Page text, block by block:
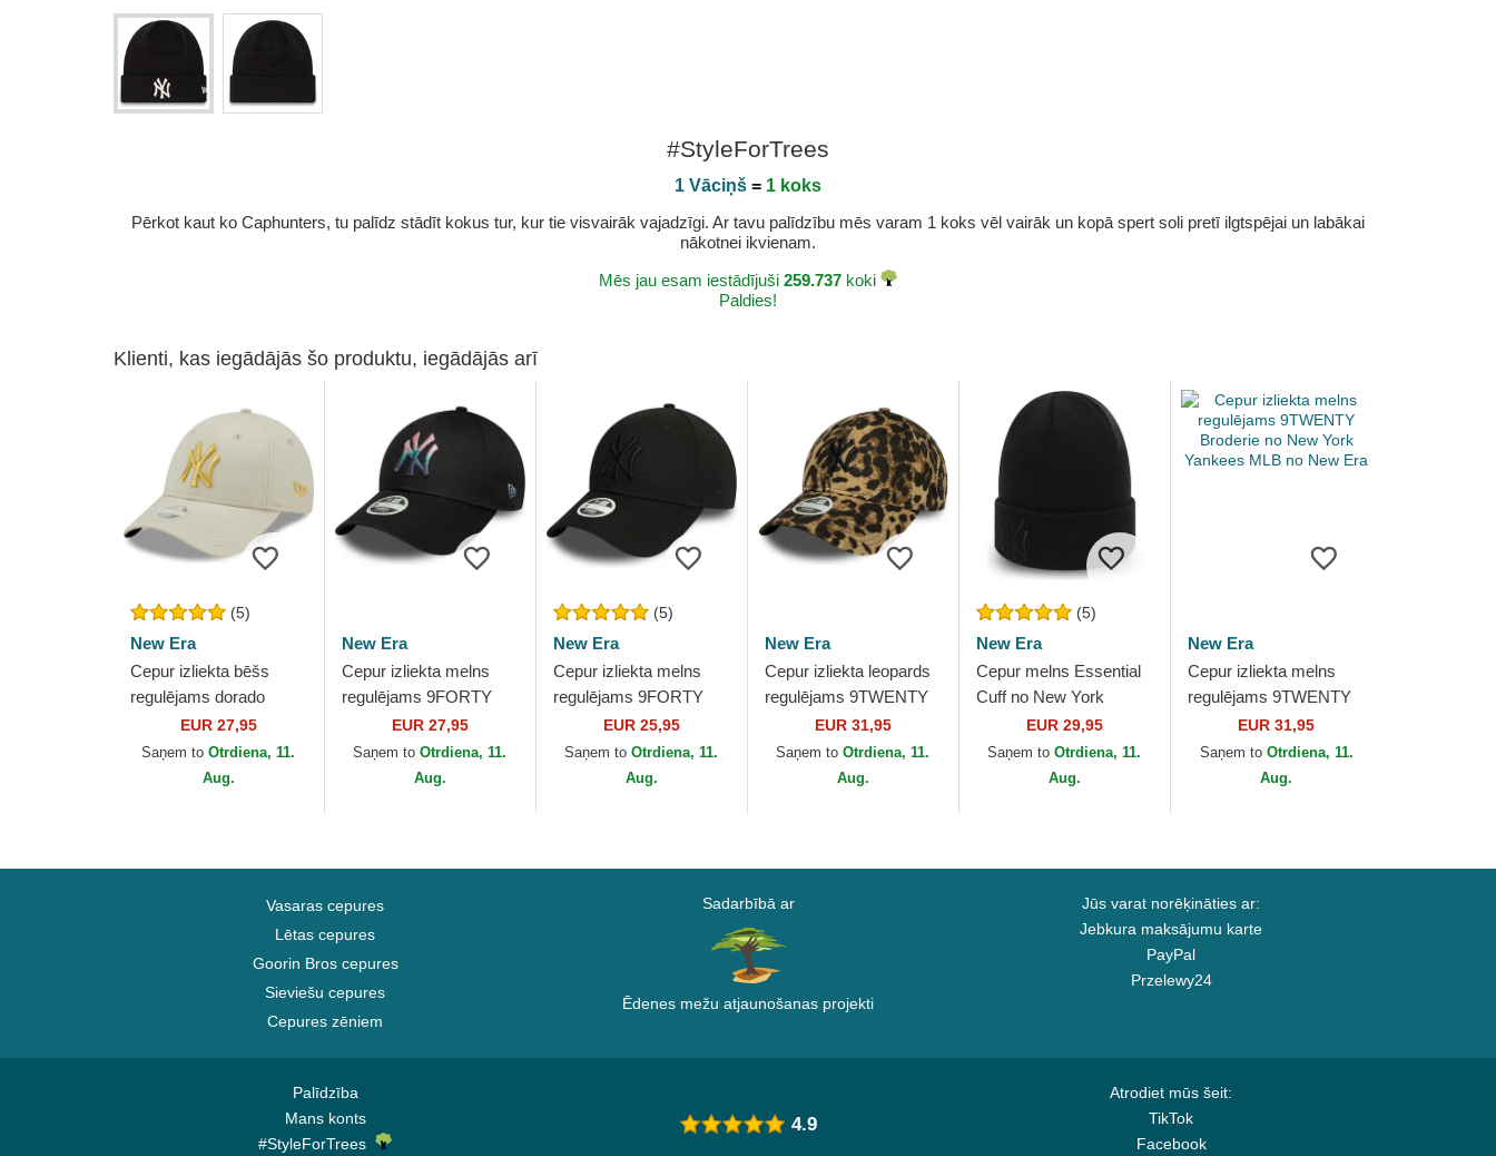
#StyleForTrees
1 Vāciņš = 1 koks
Pērkot kaut ko Caphunters, tu palīdz stādīt kokus tur, kur tie visvairāk vajadzīgi. Ar tavu palīdzību mēs varam 1 koks vēl vairāk un kopā spert soli pretī ilgtspējai un labākai
nākotnei ikvienam.
Mēs jau esam iestādījuši 259.737 koki
Paldies!
Klienti, kas iegādājās šo produktu, iegādājās arī
(5)
New Era
Cepur izliekta bēšs
regulējams dorado
9FORTY Metallic no
New York Yankees
MLB no New Era
EUR 27,95
Saņem toOtrdiena, 11.
Aug.
New Era
Cepur izliekta melns
regulējams 9FORTY
Metallic no New York
Yankees MLB no New
EUR 27,95
Saņem toOtrdiena, 11.
Aug.
(5)
New Era
Cepur izliekta melns
regulējams 9FORTY
Essential no New York
Yankees MLB no New
EUR 25,95
Saņem toOtrdiena, 11.
Aug.
New Era
Cepur izliekta leopards
regulējams 9TWENTY
Leopard no New York
Yankees MLB no New
EUR 31,95
Saņem toOtrdiena, 11.
Aug.
(5)
New Era
Cepur melns Essential
Cuff no New York
Yankees MLB no New
Era
EUR 29,95
Saņem toOtrdiena, 11.
Aug.
New Era
Cepur izliekta melns
regulējams 9TWENTY
Broderie no New York
Yankees MLB no New
EUR 31,95
Saņem to Otrdiena, 11.
Aug.
Vasaras cepures
Lētas cepures
Goorin Bros cepures
Sieviešu cepures
Cepures zēniem
Sadarbībā ar
Ēdenes mežu atjaunošanas projekti
Jūs varat norēķināties ar:
Jebkura maksājumu karte
PayPal
Przelewy24
Palīdzība
Mans konts
#StyleForTrees
Atrodiet mūs šeit:
TikTok
Facebook
4.9